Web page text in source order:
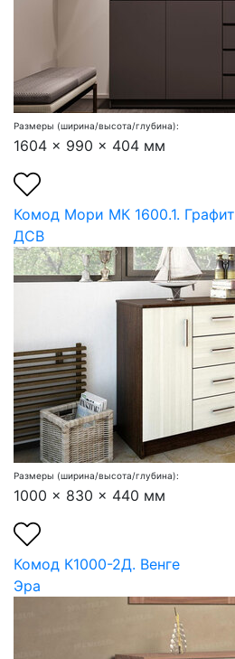
Размеры (ширина/высота/глубина):
1604 x 990 x 404 мм
Комод Мори МК 1600.1. Графит
ДСВ
Размеры (ширина/высота/глубина):
1000 x 830 x 440 мм
Комод К1000-2Д. Венге
Эра